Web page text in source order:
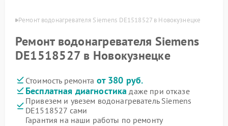
Ремонт водонагревателя Siemens DE1518527 в Новокузнецке
Ремонт водонагревателя Siemens
DE1518527 в Новокузнецке
Стоимость ремонта от 380 руб.
Бесплатная диагностика даже при отказе
Привезем и увезем водонагреватель Siemens
DE1518527 сами
Гарантия на наши работы по ремонту